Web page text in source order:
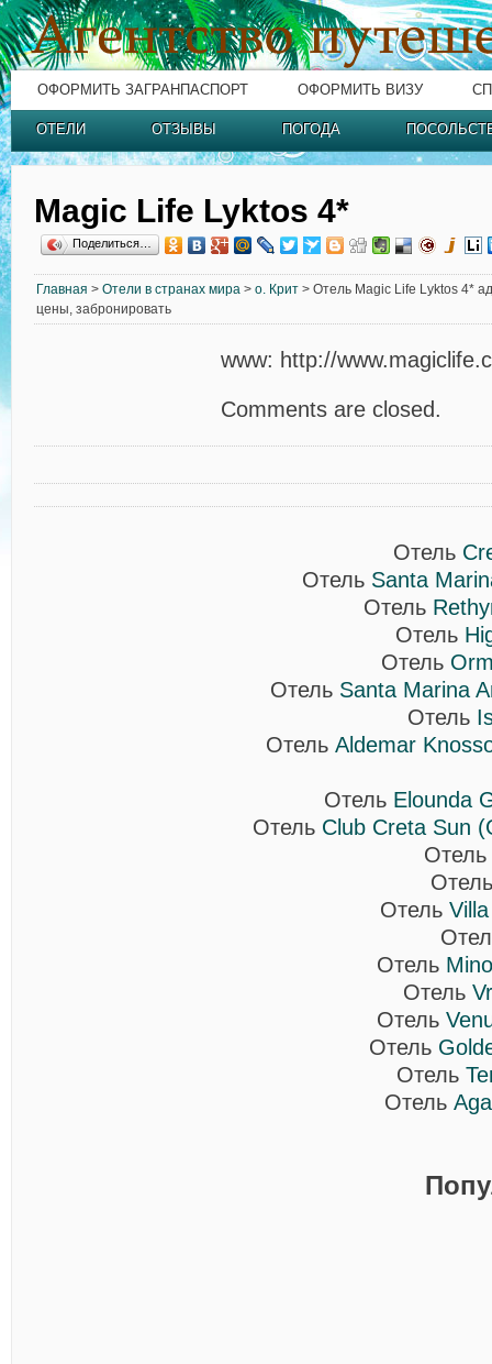
ОФОРМИТЬ ЗАГРАНПАСПОРТ ОФОРМИТЬ ВИЗУ
ОТЕЛИ ОТЗЫВЫ ПОГОДА
Magic Life Lyktos 4*
Поделиться…
Главная > Отели в странах мира > о. Крит > Отель Magic Life Lyktos 4*
цены, забронировать
www: http://
Comments are closed.
Отель
Отель Santa
Отель
Отель
Отель
Отель Santa Marina
Отель
Отель Aldemar
Отель Elounda
Отель Club Creta Sun
Отель
Отель
Отель
Отель
Отель
Отель
Отель
Отель